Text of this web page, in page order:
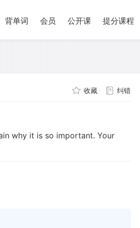
背单词 会员 公开课 提分课程
收藏 纠错
why it is so important. Your